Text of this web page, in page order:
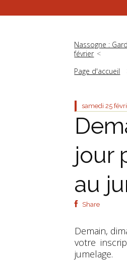
Nassogne :
février
Page d'accueil
samedi 25
jour
au
Share
Demain,
votre
jumelage.